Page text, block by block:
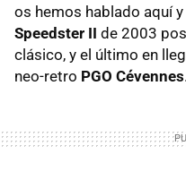
os hemos hablado aquí
Speedster II de 2003
clásico, y el último en
neo-retro PGO Cévennes.